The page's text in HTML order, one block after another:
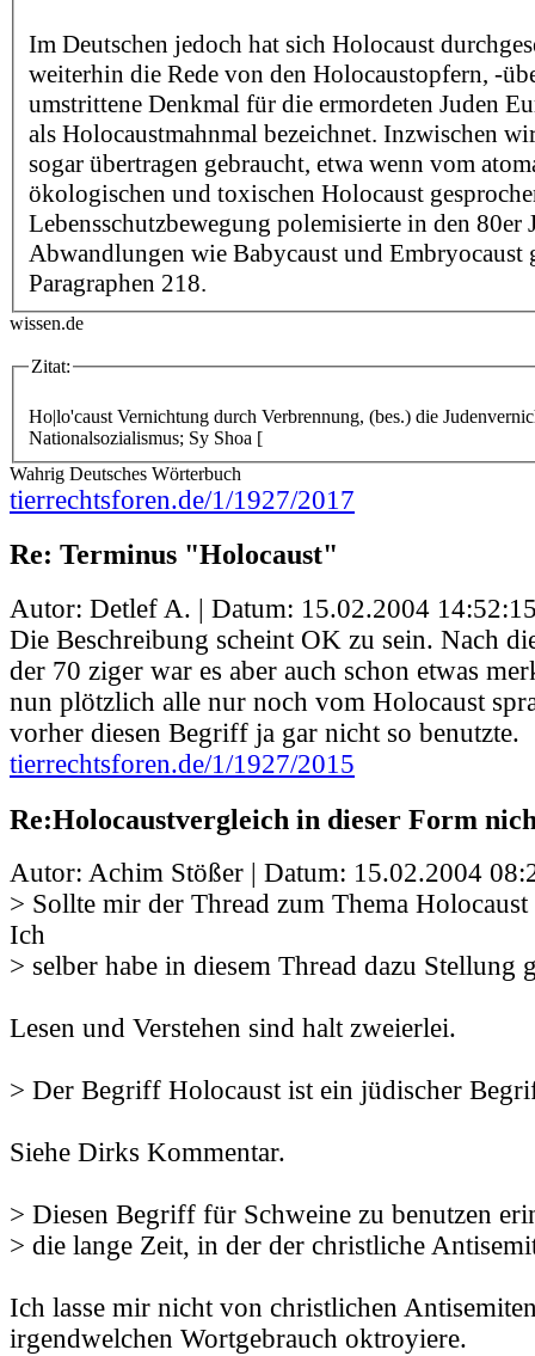
Im Deutschen jedoch hat sich Holocaust
weiterhin die Rede von den Holocaustopfern, -
umstrittene Denkmal für die ermordeten Juden
als Holocaustmahnmal bezeichnet. Inzwischen
sogar übertragen gebraucht, etwa wenn vom
ökologischen und toxischen Holocaust
Lebensschutzbewegung polemisierte in den 80er
Abwandlungen wie Babycaust und Embryocaust
Paragraphen 218.
wissen.de
Zitat:
Ho|lo'caust Vernichtung durch Verbrennung, (bes.) die
Nationalsozialismus; Sy Shoa [
Wahrig Deutsches Wörterbuch
tierrechtsforen.de/1/1927/2017
Re: Terminus "Holocaust"
Autor: Detlef A. | Datum: 15.02.2004
Die Beschreibung scheint OK zu sein. Nach
der 70 ziger war es aber auch schon etwas
nun plötzlich alle nur noch vom Holocaust
vorher diesen Begriff ja gar nicht so benutzte.
tierrechtsforen.de/1/1927/2015
Re:Holocaustvergleich in dieser Form
Autor: Achim Stößer | Datum: 15.02.2004
> Sollte mir der Thread zum Thema Holocaust
Ich
> selber habe in diesem Thread dazu Stellung
Lesen und Verstehen sind halt zweierlei.
> Der Begriff Holocaust ist ein jüdischer
Siehe Dirks Kommentar.
> Diesen Begriff für Schweine zu benutzen
> die lange Zeit, in der der christliche
Ich lasse mir nicht von christlichen
irgendwelchen Wortgebrauch oktroyiere.